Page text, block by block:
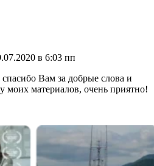
в 6:03 пп
Вам за добрые слова и
моих материалов, очень приятно!